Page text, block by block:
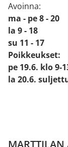
Avoinna:
ma - pe 8 - 20
la 9 - 18
su 11 - 17
Poikkeukset:
pe 19.6. klo 9-
la 20.6.